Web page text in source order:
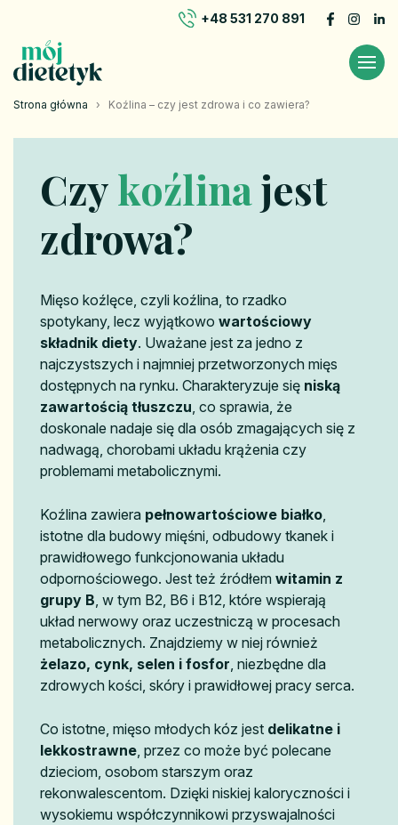
+48 531 270 891
Strona główna › Koźlina – czy jest zdrowa i co zawiera?
Czykoźlinajest
zdrowa?
Mięso koźlęce, czyli koźlina, to rzadko
spotykany, lecz wyjątkowo wartościowy
składnik diety. Uważane jest za jedno z
najczystszych i najmniej przetworzonych mięs
dostępnych na rynku. Charakteryzuje się niską
zawartością tłuszczu , co sprawia, że
doskonale nadaje się dla osób zmagających się z
nadwagą, chorobami układu krążenia czy
problemami metabolicznymi.
Koźlina zawiera pełnowartościowe białko
istotne dla budowy mięśni, odbudowy tkanek i
prawidłowego funkcjonowania układu
odpornościowego. Jest też źródłem witamin z
grupy B , w tym B2, B6 i B12, które wspierają
układ nerwowy oraz uczestniczą w procesach
metabolicznych. Znajdziemy w niej również
żelazo, cynk, selen i fosfor , niezbędne dla
zdrowych kości, skóry i prawidłowej pracy serca.
Co istotne, mięso młodych kóz jest delikatne i
lekkostrawne , przez co może być polecane
dzieciom, osobom starszym oraz
rekonwalescentom. Dzięki niskiej kaloryczności i
wysokiemu współczynnikowi przyswajalności